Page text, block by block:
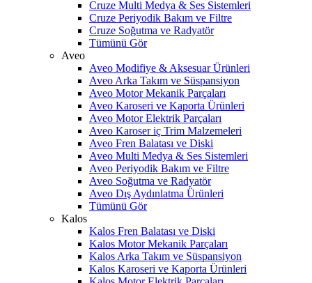
Cruze Multi Medya & Ses Sistemleri
Cruze Periyodik Bakım ve Filtre
Cruze Soğutma ve Radyatör
Tümünü Gör
Aveo
Aveo Modifiye & Aksesuar Ürünleri
Aveo Arka Takım ve Süspansiyon
Aveo Motor Mekanik Parçaları
Aveo Karoseri ve Kaporta Ürünleri
Aveo Motor Elektrik Parçaları
Aveo Karoser iç Trim Malzemeleri
Aveo Fren Balatası ve Diski
Aveo Multi Medya & Ses Sistemleri
Aveo Periyodik Bakım ve Filtre
Aveo Soğutma ve Radyatör
Aveo Dış Aydınlatma Ürünleri
Tümünü Gör
Kalos
Kalos Fren Balatası ve Diski
Kalos Motor Mekanik Parçaları
Kalos Arka Takım ve Süspansiyon
Kalos Karoseri ve Kaporta Ürünleri